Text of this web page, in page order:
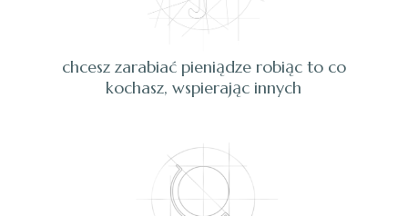
chcesz zarabiać pieniądze robiąc to co
kochasz, wspierając innych